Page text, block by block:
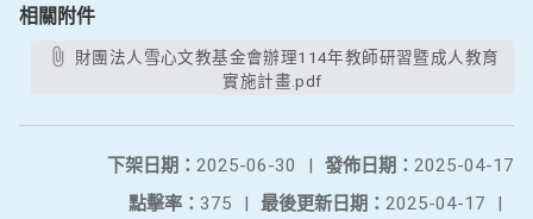
相關附件
實施計畫.pdf
發佈日期： 2025-04-17
下架日期： 2025-06-30
|
最後更新日期： 2025-04-17 |
點擊率： 375 |